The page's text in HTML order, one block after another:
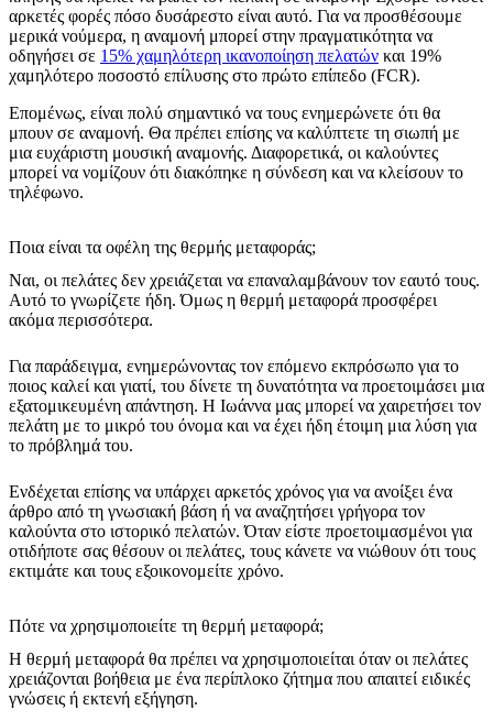
αρκετές φορές πόσο δυσάρεστο είναι αυτό. Για να προσθέσουμε
μερικά νούμερα, η αναμονή μπορεί στην πραγματικότητα να
οδηγήσει σε 15% χαμηλότερη ικανοποίηση πελατών και 19%
χαμηλότερο ποσοστό επίλυσης στο πρώτο επίπεδο (FCR).
Επομένως, είναι πολύ σημαντικό να τους ενημερώνετε ότι θα
μπουν σε αναμονή. Θα πρέπει επίσης να καλύπτετε τη σιωπή με
μια ευχάριστη μουσική αναμονής. Διαφορετικά, οι καλούντες
μπορεί να νομίζουν ότι διακόπηκε η σύνδεση και να κλείσουν το
τηλέφωνο.
Ποια είναι τα οφέλη της θερμής μεταφοράς;
Ναι, οι πελάτες δεν χρειάζεται να επαναλαμβάνουν τον εαυτό τους.
Αυτό το γνωρίζετε ήδη. Όμως η θερμή μεταφορά προσφέρει
ακόμα περισσότερα.
Για παράδειγμα, ενημερώνοντας τον επόμενο εκπρόσωπο για το
ποιος καλεί και γιατί, του δίνετε τη δυνατότητα να προετοιμάσει μια
εξατομικευμένη απάντηση. Η Ιωάννα μας μπορεί να χαιρετήσει τον
πελάτη με το μικρό του όνομα και να έχει ήδη έτοιμη μια λύση για
το πρόβλημά του.
Ενδέχεται επίσης να υπάρχει αρκετός χρόνος για να ανοίξει ένα
άρθρο από τη γνωσιακή βάση ή να αναζητήσει γρήγορα τον
καλούντα στο ιστορικό πελατών. Όταν είστε προετοιμασμένοι για
οτιδήποτε σας θέσουν οι πελάτες, τους κάνετε να νιώθουν ότι τους
εκτιμάτε και τους εξοικονομείτε χρόνο.
Πότε να χρησιμοποιείτε τη θερμή μεταφορά;
Η θερμή μεταφορά θα πρέπει να χρησιμοποιείται όταν οι πελάτες
χρειάζονται βοήθεια με ένα περίπλοκο ζήτημα που απαιτεί ειδικές
γνώσεις ή εκτενή εξήγηση.